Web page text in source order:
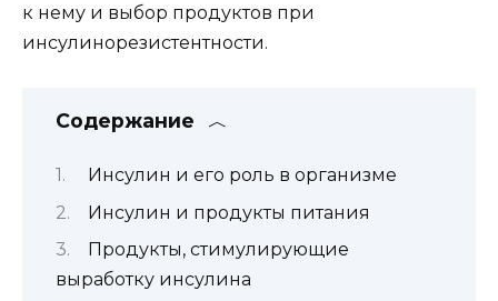
к нему и выбор продуктов при
инсулинорезистентности.
Содержание
Инсулин и его роль в организме
Инсулин и продукты питания
Продукты, стимулирующие
выработку инсулина